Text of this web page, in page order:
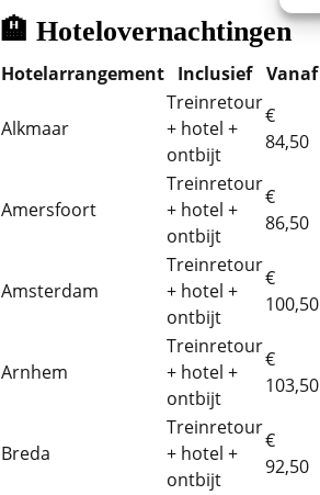
🏨 Hotelovernachtingen
Hotelarrangement Inclusief Vanaf
Alkmaar
Treinretour
+ hotel +
ontbijt
€
84,50
Amersfoort
Treinretour
+ hotel +
ontbijt
€
86,50
Amsterdam
Treinretour
+ hotel +
ontbijt
€
100,50
Arnhem
Treinretour
+ hotel +
ontbijt
€
103,50
Breda
Treinretour
+ hotel +
ontbijt
€
92,50